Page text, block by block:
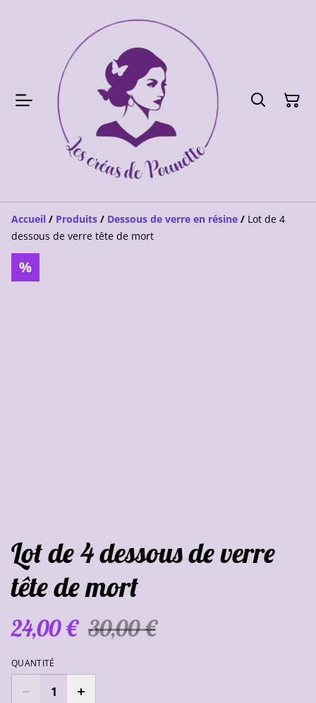
Accueil / Produits / Dessous de verre en résine / Lot de 4
dessous de verre tête de mort
%
Lot de 4 dessous de verre
tête de mort
24,00 € 30,00 €
QUANTITÉ